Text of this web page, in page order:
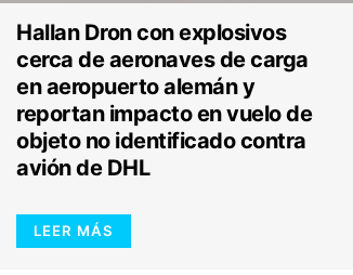
Hallan Dron con explosivos
cerca de aeronaves de carga
en aeropuerto alemán y
reportan impacto en vuelo de
objeto no identificado contra
avión de DHL
LEER MÁS